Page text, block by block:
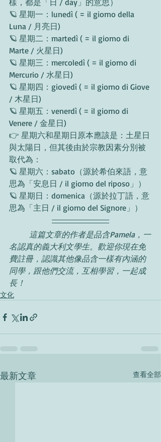
樣，都是「日 / day」的意思）
🪐 星期一：lunedì ( = il giorno della
Luna / 月亮日)
🪐 星期二：martedì ( = il giorno di
Marte / 火星日)
🪐 星期三：mercoledì ( = il giorno di
Mercurio / 水星日)
🪐 星期四：giovedì ( = il giorno di Giove
/ 木星日)
🪐 星期五：venerdì ( = il giorno di
Venere / 金星日)
👉 星期六和星期日原本應該是：土星日
與太陽日，但其後由於宗教因素分別被
取代為：
🪐 星期六：sabato（源於希伯來語，意
思為「安息日 / il giorno del riposo」）
🪐 星期日：domenica（源於拉丁語，意
思為「主日 / il giorno del Signore」）
名認真的義大利文學生。歡迎你現在免
費註冊，認識其他像品含一樣有內涵的
同學，跟他們交流，互相學習，一起成
長！
文化
最新文章 查看全部